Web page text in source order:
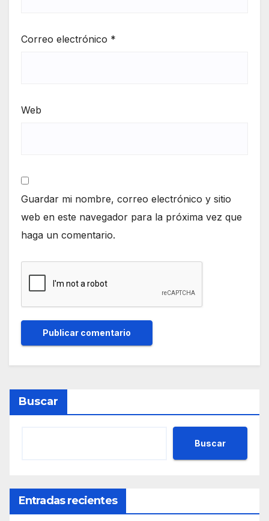
Correo electrónico *
Web
Guardar mi nombre, correo electrónico y sitio
web en este navegador para la próxima vez que
haga un comentario.
Buscar
Buscar
Entradas recientes